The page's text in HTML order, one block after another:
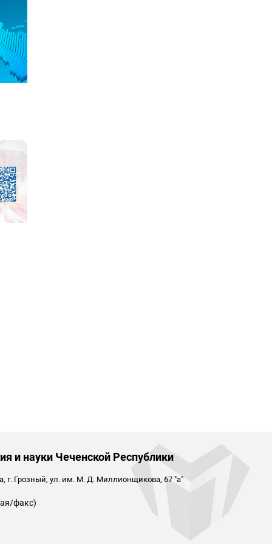
и науки Чеченской Республики
г. Грозный, ул. им. М. Д. Миллионщикова, 67 "а"
факс)